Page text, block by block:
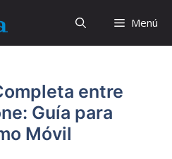
Menú
entre
Guía para
Móvil